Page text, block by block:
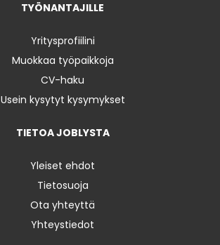
TYÖNANTAJILLE
Yritysprofiilini
Muokkaa työpaikkoja
CV-haku
Usein kysytyt kysymykset
TIETOA JOBLYSTA
Yleiset ehdot
Tietosuoja
Ota yhteyttä
Yhteystiedot